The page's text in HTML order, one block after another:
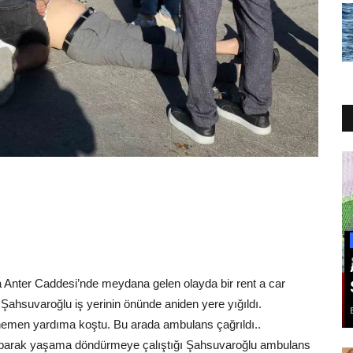
Anter Caddesi’nde meydana gelen olayda bir rent a car
iş yerinin önünde aniden yere yığıldı.
yardıma koştu. Bu arada ambulans çağrıldı..
yaşama döndürmeye çalıştığı Şahsuvaroğlu ambulans